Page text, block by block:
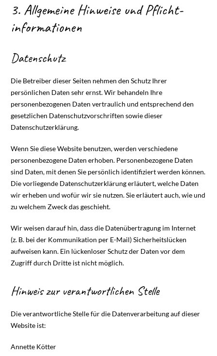
3. Allgemeine Hinweise und Pflicht­
informationen
Datenschutz
Die Betreiber dieser Seiten nehmen den Schutz Ihrer
persönlichen Daten sehr ernst. Wir behandeln Ihre
personenbezogenen Daten vertraulich und entsprechend den
gesetzlichen Datenschutzvorschriften sowie dieser
Datenschutzerklärung.
Wenn Sie diese Website benutzen, werden verschiedene
personenbezogene Daten erhoben. Personenbezogene Daten
sind Daten, mit denen Sie persönlich identifiziert werden können.
Die vorliegende Datenschutzerklärung erläutert, welche Daten
wir erheben und wofür wir sie nutzen. Sie erläutert auch, wie und
zu welchem Zweck das geschieht.
Wir weisen darauf hin, dass die Datenübertragung im Internet
(z. B. bei der Kommunikation per E-Mail) Sicherheitslücken
aufweisen kann. Ein lückenloser Schutz der Daten vor dem
Zugriff durch Dritte ist nicht möglich.
Hinweis zur verantwortlichen Stelle
Die verantwortliche Stelle für die Datenverarbeitung auf dieser
Website ist:
Annette Kötter